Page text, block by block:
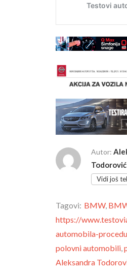
Autor:
Todorović
Vidi još
Tagovi: BMW,
https://
automobila-
polovni automobili,
Aleksandra